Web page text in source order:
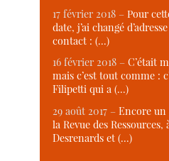
17 février 2018 –Pour
date, j’ai changé
contact : (…)
16 février 2018 –C’était
mais c’est tout comme :
Filipetti qui a (…)
29 août 2017 –Encore un
la Revue des Ressources,
Desrenards et (…)